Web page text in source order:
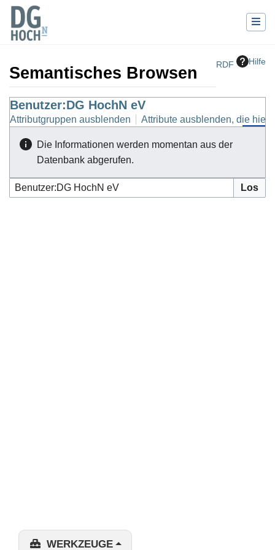
RDF Hilfe
Semantisches Browsen
Wechseln zu:Navigation,Suche
Benutzer:DG HochN eV
Attributgruppen ausblenden Attribute ausblenden, die
Die Informationen werden momentan aus der
Datenbank abgerufen.
WERKZEUGE